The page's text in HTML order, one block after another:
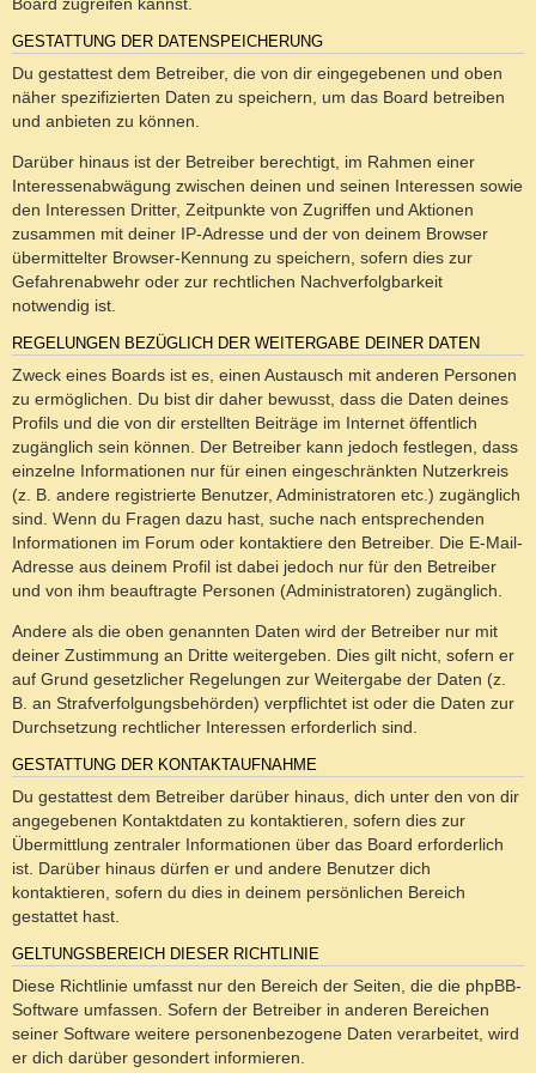
Board zugreifen kannst.
GESTATTUNG DER DATENSPEICHERUNG
Du gestattest dem Betreiber, die von dir eingegebenen und oben
näher spezifizierten Daten zu speichern, um das Board betreiben
und anbieten zu können.
Darüber hinaus ist der Betreiber berechtigt, im Rahmen einer
Interessenabwägung zwischen deinen und seinen Interessen sowie
den Interessen Dritter, Zeitpunkte von Zugriffen und Aktionen
zusammen mit deiner IP-Adresse und der von deinem Browser
übermittelter Browser-Kennung zu speichern, sofern dies zur
Gefahrenabwehr oder zur rechtlichen Nachverfolgbarkeit
notwendig ist.
REGELUNGEN BEZÜGLICH DER WEITERGABE DEINER DATEN
Zweck eines Boards ist es, einen Austausch mit anderen Personen
zu ermöglichen. Du bist dir daher bewusst, dass die Daten deines
Profils und die von dir erstellten Beiträge im Internet öffentlich
zugänglich sein können. Der Betreiber kann jedoch festlegen, dass
einzelne Informationen nur für einen eingeschränkten Nutzerkreis
(z. B. andere registrierte Benutzer, Administratoren etc.) zugänglich
sind. Wenn du Fragen dazu hast, suche nach entsprechenden
Informationen im Forum oder kontaktiere den Betreiber. Die E-Mail-
Adresse aus deinem Profil ist dabei jedoch nur für den Betreiber
und von ihm beauftragte Personen (Administratoren) zugänglich.
Andere als die oben genannten Daten wird der Betreiber nur mit
deiner Zustimmung an Dritte weitergeben. Dies gilt nicht, sofern er
auf Grund gesetzlicher Regelungen zur Weitergabe der Daten (z.
B. an Strafverfolgungsbehörden) verpflichtet ist oder die Daten zur
Durchsetzung rechtlicher Interessen erforderlich sind.
GESTATTUNG DER KONTAKTAUFNAHME
Du gestattest dem Betreiber darüber hinaus, dich unter den von dir
angegebenen Kontaktdaten zu kontaktieren, sofern dies zur
Übermittlung zentraler Informationen über das Board erforderlich
ist. Darüber hinaus dürfen er und andere Benutzer dich
kontaktieren, sofern du dies in deinem persönlichen Bereich
gestattet hast.
GELTUNGSBEREICH DIESER RICHTLINIE
Diese Richtlinie umfasst nur den Bereich der Seiten, die die phpBB-
Software umfassen. Sofern der Betreiber in anderen Bereichen
seiner Software weitere personenbezogene Daten verarbeitet, wird
er dich darüber gesondert informieren.